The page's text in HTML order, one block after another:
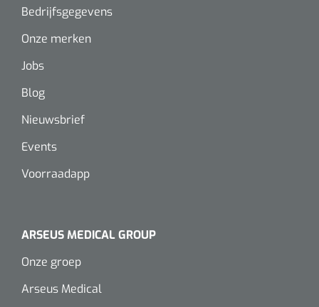
Bedrijfsgegevens
Onze merken
Jobs
Blog
Nieuwsbrief
Events
Voorraadapp
ARSEUS MEDICAL GROUP
Onze groep
Arseus Medical